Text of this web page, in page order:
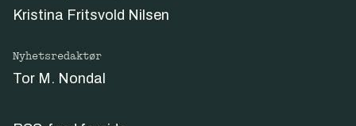
Kristina Fritsvold Nilsen
Nyhetsredaktør
Tor M. Nondal